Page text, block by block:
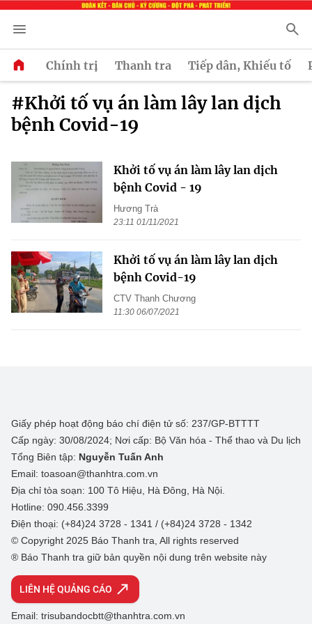
Chính trị Thanh tra Tiếp dân, Khiếu tố
#Khởi tố vụ án làm lây lan dịch
bệnh Covid-19
Khởi tố vụ án làm lây lan dịch
bệnh Covid - 19
Hương Trà
23:11 01/11/2021
Khởi tố vụ án làm lây lan dịch
bệnh Covid-19
CTV Thanh Chương
11:30 06/07/2021
Giấy phép hoạt động báo chí điện tử số: 237/GP-BTTTT
Cấp ngày: 30/08/2024; Nơi cấp: Bộ Văn hóa - Thể thao và Du lịch
Tổng Biên tập: Nguyễn Tuấn Anh
Email: toasoan@thanhtra.com.vn
Địa chỉ tòa soạn: 100 Tô Hiệu, Hà Đông, Hà Nội.
Hotline: 090.456.3399
Điện thoại: (+84)24 3728 - 1341 / (+84)24 3728 - 1342
© Copyright 2025 Báo Thanh tra, All rights reserved
® Báo Thanh tra giữ bản quyền nội dung trên website này
LIÊN HỆ QUẢNG CÁO
Email: trisubandocbtt@thanhtra.com.vn